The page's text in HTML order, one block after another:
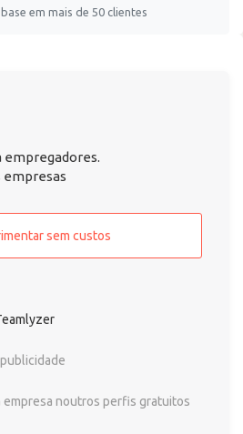
em mais de 50 clientes
empregadores.
empresas
sem custos
empresa noutros perfis gratuitos